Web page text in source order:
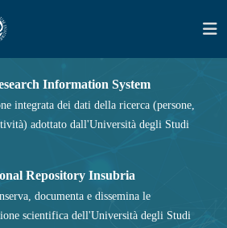
Information System
integrata dei dati della ricerca (persone,
adottato dall'Università degli Studi
Repository Insubria
documenta e dissemina le
scientifica dell'Università degli Studi